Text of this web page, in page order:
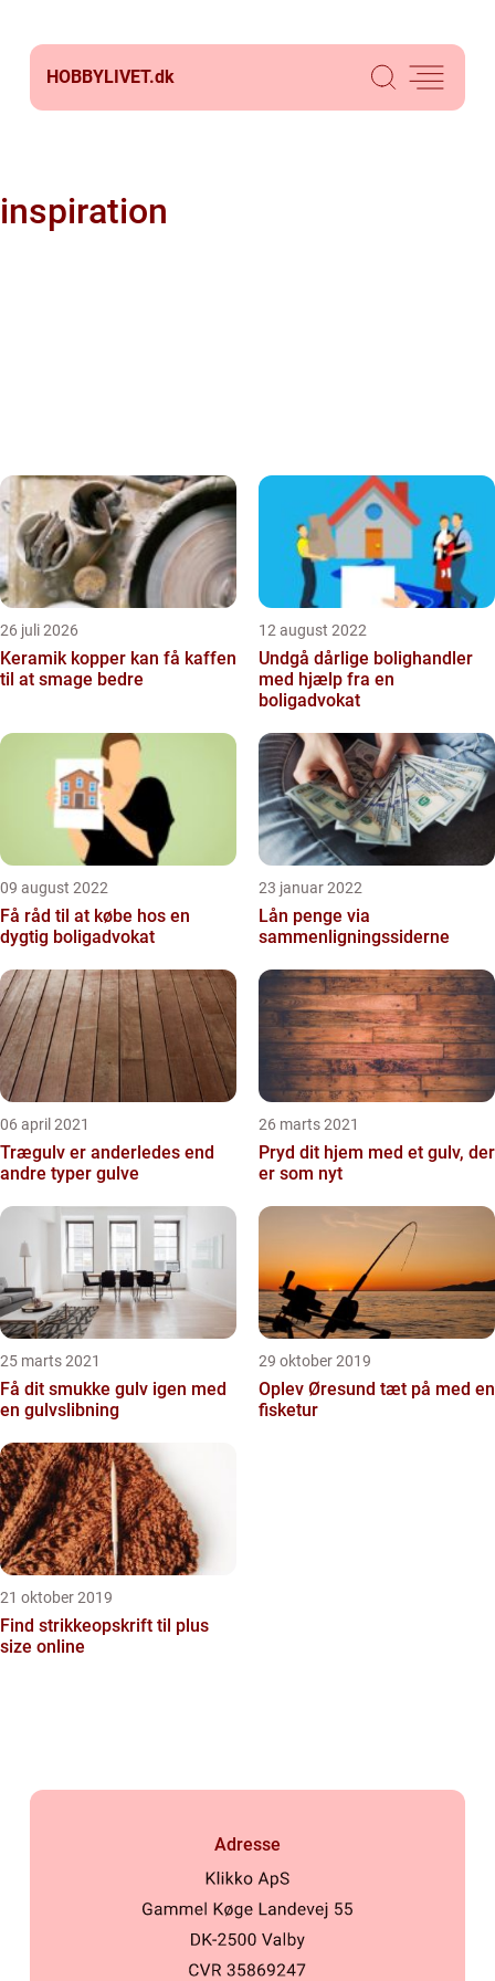
HOBBYLIVET.dk
inspiration
26 juli 2026
Keramik kopper kan få kaffen
til at smage bedre
12 august 2022
Undgå dårlige bolighandler
med hjælp fra en
boligadvokat
09 august 2022
Få råd til at købe hos en
dygtig boligadvokat
23 januar 2022
Lån penge via
sammenligningssiderne
06 april 2021
Trægulv er anderledes end
andre typer gulve
26 marts 2021
Pryd dit hjem med et gulv, der
er som nyt
25 marts 2021
Få dit smukke gulv igen med
en gulvslibning
29 oktober 2019
Oplev Øresund tæt på med en
fisketur
21 oktober 2019
Find strikkeopskrift til plus
size online
Adresse